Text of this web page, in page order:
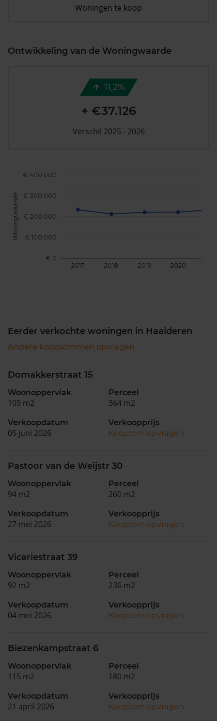
Woningen te koop
Ontwikkeling van de Woningwaarde
2017 2018 2019 2020
€ 0
€ 100.000
€ 200.000
€ 300.000
€ 400.000
Woningwaarde
11,2%
+ €37.126
Verschil 2025 - 2026
Eerder verkochte woningen in Haalderen
Andere koopsommen opvragen
Domakkerstraat 15
Woonoppervlak
109 m2
Perceel
364 m2
Verkoopdatum
05 juni 2026
Verkoopprijs
Koopsom opvragen
Pastoor van de Weijstr 30
Woonoppervlak
94 m2
Perceel
260 m2
Verkoopdatum
27 mei 2026
Verkoopprijs
Koopsom opvragen
Vicariestraat 39
Woonoppervlak
92 m2
Perceel
236 m2
Verkoopdatum
04 mei 2026
Verkoopprijs
Koopsom opvragen
Biezenkampstraat 6
Woonoppervlak
115 m2
Perceel
180 m2
Verkoopdatum
21 april 2026
Verkoopprijs
Koopsom opvragen